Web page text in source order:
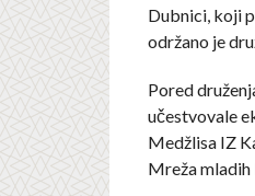
Dubnici, koji
održano je
Pored
učestvovale
Medžlisa IZ
Mreža